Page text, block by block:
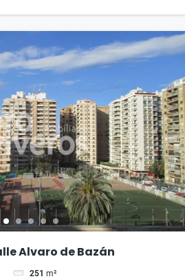
Alvaro de Bazán
251 m²